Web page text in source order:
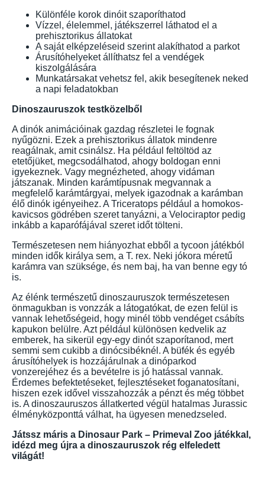
Különféle korok dinóit szaporíthatod
Vízzel, élelemmel, játékszerrel láthatod el a
prehisztorikus állatokat
A saját elképzeléseid szerint alakíthatod a parkot
Árusítóhelyeket állíthatsz fel a vendégek
kiszolgálására
Munkatársakat vehetsz fel, akik besegítenek neked
a napi feladatokban
Dinoszauruszok testközelből
A dinók animációinak gazdag részletei le fognak
nyűgözni. Ezek a prehisztorikus állatok mindenre
reagálnak, amit csinálsz. Ha például feltöltöd az
etetőjüket, megcsodálhatod, ahogy boldogan enni
igyekeznek. Vagy megnézheted, ahogy vidáman
játszanak. Minden karámtípusnak megvannak a
megfelelő karámtárgyai, melyek igazodnak a karámban
élő dinók igényeihez. A Triceratops például a homokos-
kavicsos gödrében szeret tanyázni, a Velociraptor pedig
inkább a kaparófájával szeret időt tölteni.
Természetesen nem hiányozhat ebből a tycoon játékból
minden idők királya sem, a T. rex. Neki jókora méretű
karámra van szüksége, és nem baj, ha van benne egy tó
is.
Az élénk természetű dinoszauruszok természetesen
önmagukban is vonzzák a látogatókat, de ezen felül is
vannak lehetőségeid, hogy minél több vendéget csábíts
kapukon belülre. Azt például különösen kedvelik az
emberek, ha sikerül egy-egy dinót szaporítanod, mert
semmi sem cukibb a dinócsibéknél. A büfék és egyéb
árusítóhelyek is hozzájárulnak a dinóparkod
vonzerejéhez és a bevételre is jó hatással vannak.
Érdemes befektetéseket, fejlesztéseket foganatosítani,
hiszen ezek idővel visszahozzák a pénzt és még többet
is. A dinoszauruszos állatkerted végül hatalmas Jurassic
élményközponttá válhat, ha ügyesen menedzseled.
Játssz máris a Dinosaur Park – Primeval Zoo játékkal,
idézd meg újra a dinoszauruszok rég elfeledett
világát!